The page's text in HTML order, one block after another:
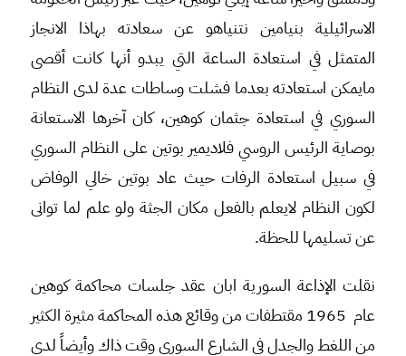
الاسرائيلية بنيامين نتنياهو عن سعادته بهاذا الانجاز
المتمثل في استعادة الساعة التي يبدو أنها كانت أقصى
مايمكن استعادته بعدما فشلت وساطات عدة لدى النظام
السوري في استعادة جثمان كوهين، كان آخرها الاستعانة
بوصاية الرئيس الروسي فلاديمير بوتين على النظام السوري
في سبيل استعادة الرفات حيث عاد بوتين خالي الوفاض
لكون النظام لايعلم بالفعل مكان الجثة ولو علم لما توانى
عن تسليمها للحظة.
نقلت الإذاعة السورية ابان عقد جلسات محاكمة كوهين
عام 1965 مقتطفات من وقائع هذه المحاكمة مثيرة الكثير
من اللغط والجدل في الشارع السوري وقت ذاك وأيضاً لدى